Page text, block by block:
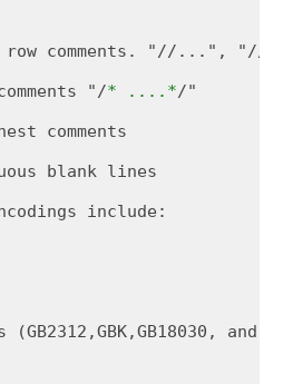
row comments. "//...", "//
"/* ....*/"
comments
blank lines
include:
(GB2312,GBK,GB18030, and